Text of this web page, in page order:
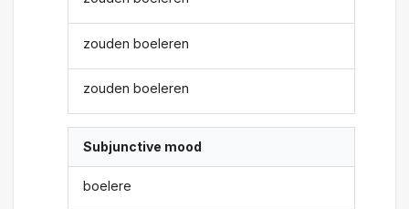
zouden boeleren
zouden boeleren
Subjunctive mood
boelere